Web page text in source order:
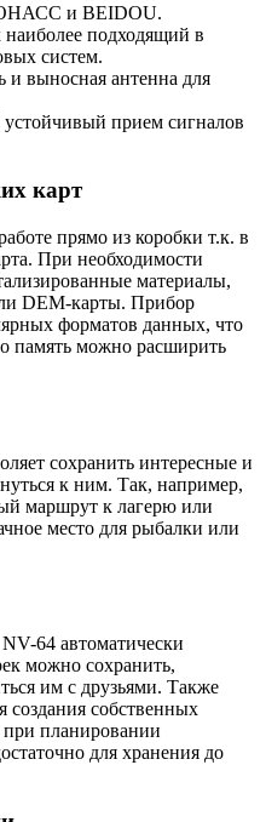
и BEIDOU.
подходящий в
систем.
и выносная антенна для
прием сигналов
карт
прямо из коробки т.к. в
При необходимости
материалы,
DEM-карты. Прибор
форматов данных, что
память можно расширить
сохранить интересные и
к ним. Так, например,
маршрут к лагерю или
место для рыбалки или
64 автоматически
можно сохранить,
им с друзьями. Также
создания собственных
при планировании
для хранения до